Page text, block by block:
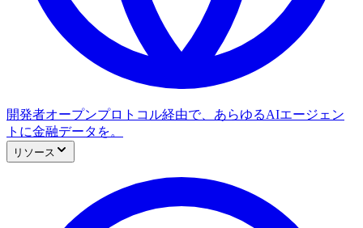
開発者オープンプロトコル経由で、あらゆるAIエージェン
トに金融データを。
リソース